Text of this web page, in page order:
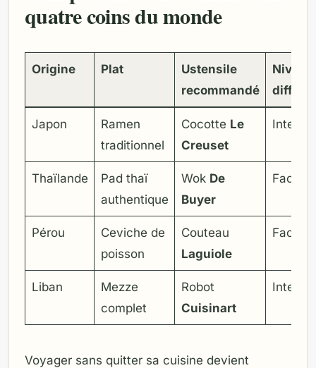
quatre coins du monde
Origine Plat
Ustensile
recommandé
Niveau
Japon
Ramen
traditionnel
Cocotte Le
Creuset
Thaïlande
Pad thaï
authentique
Wok De
Buyer
Facile
Pérou
Ceviche de
poisson
Couteau
Laguiole
Facile
Liban
Mezze
complet
Robot
Cuisinart
Voyager sans quitter sa cuisine devient